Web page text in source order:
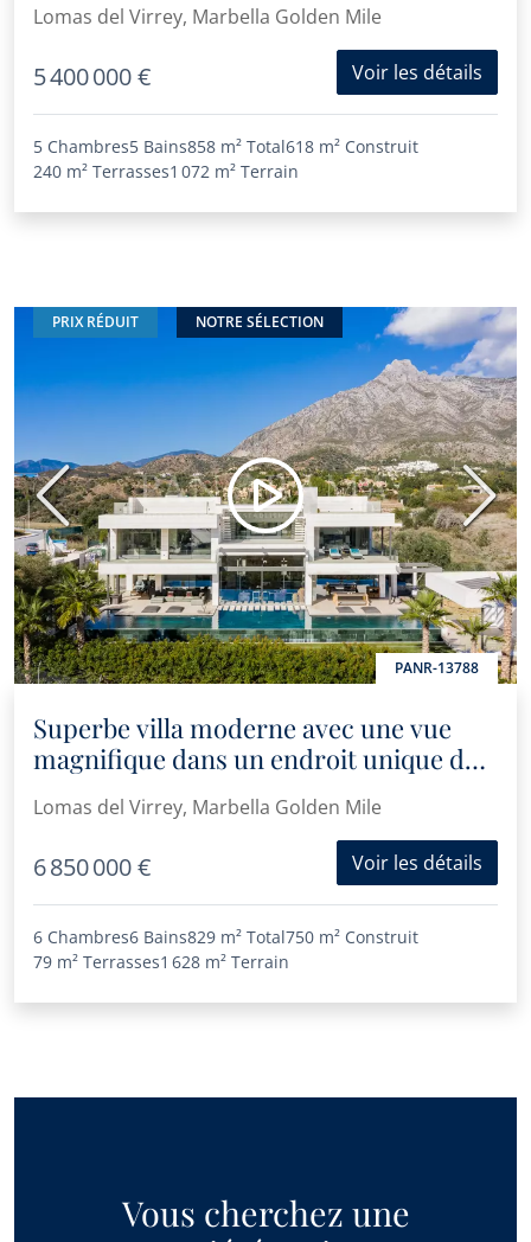
Romano et de la plage
Lomas del Virrey, Marbella Golden Mile
5 400 000 € Voir les détails
5 Chambres5 Bains858 m² Total618 m² Construit
240 m² Terrasses1 072 m² Terrain
PRIX RÉDUIT NOTRE SÉLECTION
PANR-13788
Précédent
Superbe villa moderne avec une vue
magnifique dans un endroit unique du
Golden Mile
Lomas del Virrey, Marbella Golden Mile
6 850 000 € Voir les détails
6 Chambres6 Bains829 m² Total750 m² Construit
79 m² Terrasses1 628 m² Terrain
Vous cherchez une